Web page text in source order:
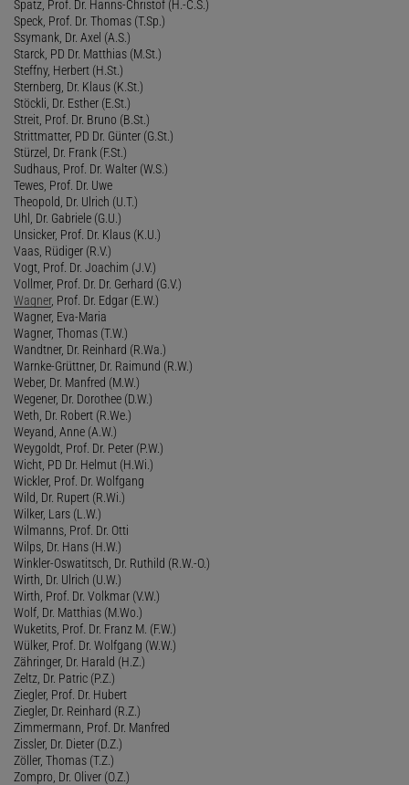
Spatz, Prof. Dr. Hanns-Christof (H.-C.S.)
Speck, Prof. Dr. Thomas (T.Sp.)
Ssymank, Dr. Axel (A.S.)
Starck, PD Dr. Matthias (M.St.)
Steffny, Herbert (H.St.)
Sternberg, Dr. Klaus (K.St.)
Stöckli, Dr. Esther (E.St.)
Streit, Prof. Dr. Bruno (B.St.)
Strittmatter, PD Dr. Günter (G.St.)
Stürzel, Dr. Frank (F.St.)
Sudhaus, Prof. Dr. Walter (W.S.)
Tewes, Prof. Dr. Uwe
Theopold, Dr. Ulrich (U.T.)
Uhl, Dr. Gabriele (G.U.)
Unsicker, Prof. Dr. Klaus (K.U.)
Vaas, Rüdiger (R.V.)
Vogt, Prof. Dr. Joachim (J.V.)
Vollmer, Prof. Dr. Dr. Gerhard (G.V.)
Wagner, Prof. Dr. Edgar (E.W.)
Wagner, Eva-Maria
Wagner, Thomas (T.W.)
Wandtner, Dr. Reinhard (R.Wa.)
Warnke-Grüttner, Dr. Raimund (R.W.)
Weber, Dr. Manfred (M.W.)
Wegener, Dr. Dorothee (D.W.)
Weth, Dr. Robert (R.We.)
Weyand, Anne (A.W.)
Weygoldt, Prof. Dr. Peter (P.W.)
Wicht, PD Dr. Helmut (H.Wi.)
Wickler, Prof. Dr. Wolfgang
Wild, Dr. Rupert (R.Wi.)
Wilker, Lars (L.W.)
Wilmanns, Prof. Dr. Otti
Wilps, Dr. Hans (H.W.)
Winkler-Oswatitsch, Dr. Ruthild (R.W.-O.)
Wirth, Dr. Ulrich (U.W.)
Wirth, Prof. Dr. Volkmar (V.W.)
Wolf, Dr. Matthias (M.Wo.)
Wuketits, Prof. Dr. Franz M. (F.W.)
Wülker, Prof. Dr. Wolfgang (W.W.)
Zähringer, Dr. Harald (H.Z.)
Zeltz, Dr. Patric (P.Z.)
Ziegler, Prof. Dr. Hubert
Ziegler, Dr. Reinhard (R.Z.)
Zimmermann, Prof. Dr. Manfred
Zissler, Dr. Dieter (D.Z.)
Zöller, Thomas (T.Z.)
Zompro, Dr. Oliver (O.Z.)